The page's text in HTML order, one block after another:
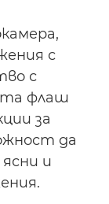
с
с
флаш
за
да
и